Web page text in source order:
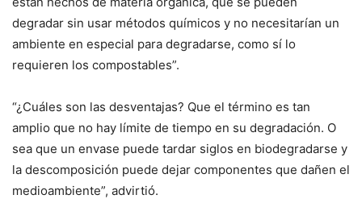
degradar sin usar métodos químicos y no necesitarían un
ambiente en especial para degradarse, como sí lo
requieren los compostables”.
“¿Cuáles son las desventajas? Que el término es tan
amplio que no hay límite de tiempo en su degradación. O
sea que un envase puede tardar siglos en biodegradarse y
la descomposición puede dejar componentes que dañen el
medioambiente”, advirtió.